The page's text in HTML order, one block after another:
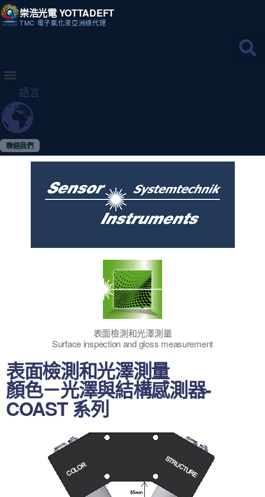
崇浩光電 YOTTADEFT
TMC 電子氟化液亞洲總代理
語言
聯絡我們
表面檢測和光澤測量
Surface inspection and gloss measurement
表面檢測和光澤測量
顏色－光澤與結構感測器-
COAST 系列